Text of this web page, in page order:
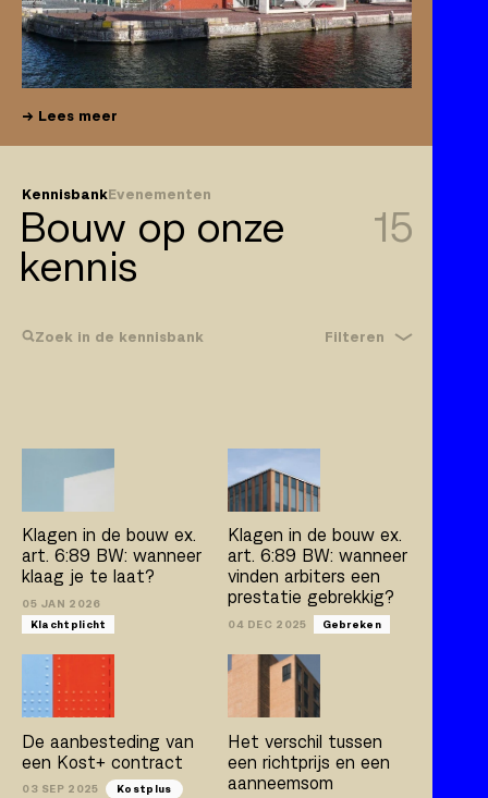
Lees meer
KennisbankEvenementen
Bouw op onze
kennis
15
Zoek in de kennisbank Filteren
GebrekenKlachtplicht Wijzigingen
KostplusUAV-GC 2005
ArtikelBoek
Arno Jacobs
Bert van der Zijpp
Hamza Atas
Klagen in de bouw ex.
art. 6:89 BW: wanneer
klaag je te laat?
05 JAN 2026
Klachtplicht
Klagen in de bouw ex.
art. 6:89 BW: wanneer
vinden arbiters een
prestatie gebrekkig?
04 DEC 2025 Gebreken
De aanbesteding van
een Kost+ contract
03 SEP 2025 Kostplus
Het verschil tussen
een richtprijs en een
aanneemsom